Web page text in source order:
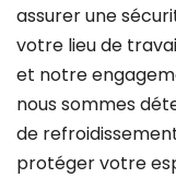
assurer une
votre lieu de
et notre
nous sommes
de
protéger votre